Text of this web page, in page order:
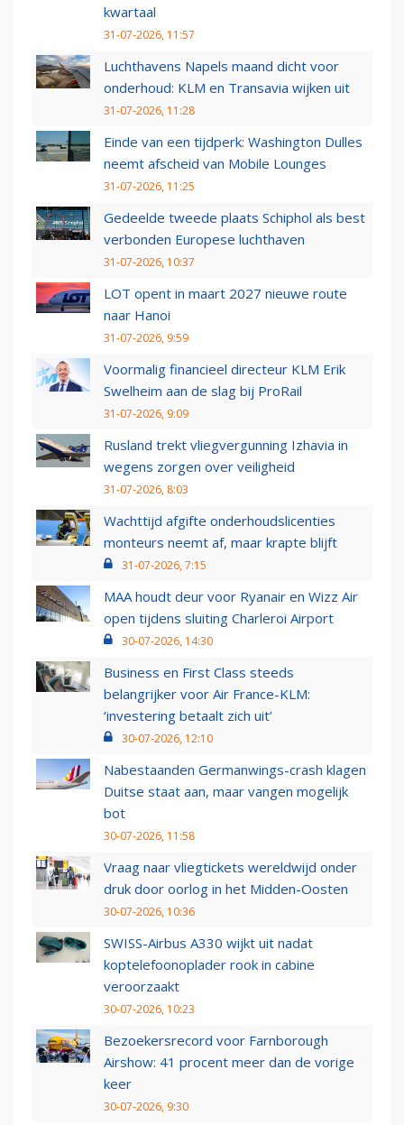
kwartaal
31-07-2026, 11:57
Luchthavens Napels maand dicht voor
onderhoud: KLM en Transavia wijken uit
31-07-2026, 11:28
Einde van een tijdperk: Washington Dulles
neemt afscheid van Mobile Lounges
31-07-2026, 11:25
Gedeelde tweede plaats Schiphol als best
verbonden Europese luchthaven
31-07-2026, 10:37
LOT opent in maart 2027 nieuwe route
naar Hanoi
31-07-2026, 9:59
Voormalig financieel directeur KLM Erik
Swelheim aan de slag bij ProRail
31-07-2026, 9:09
Rusland trekt vliegvergunning Izhavia in
wegens zorgen over veiligheid
31-07-2026, 8:03
Wachttijd afgifte onderhoudslicenties
monteurs neemt af, maar krapte blijft
31-07-2026, 7:15
MAA houdt deur voor Ryanair en Wizz Air
open tijdens sluiting Charleroi Airport
30-07-2026, 14:30
Business en First Class steeds
belangrijker voor Air France-KLM:
‘investering betaalt zich uit’
30-07-2026, 12:10
Nabestaanden Germanwings-crash klagen
Duitse staat aan, maar vangen mogelijk
bot
30-07-2026, 11:58
Vraag naar vliegtickets wereldwijd onder
druk door oorlog in het Midden-Oosten
30-07-2026, 10:36
SWISS-Airbus A330 wijkt uit nadat
koptelefoonoplader rook in cabine
veroorzaakt
30-07-2026, 10:23
Bezoekersrecord voor Farnborough
Airshow: 41 procent meer dan de vorige
keer
30-07-2026, 9:30